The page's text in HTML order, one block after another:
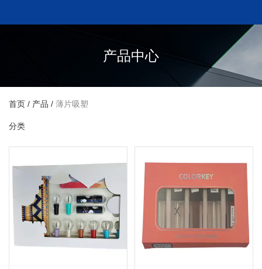
产品中心
首页 / 产品 / 薄片吸塑
分类